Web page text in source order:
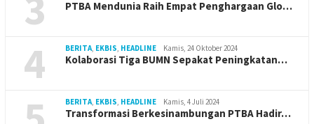
PTBA Mendunia Raih Empat Penghargaan Glo…
4 BERITA EKBIS HEADLINE Kamis, 24 Oktober 2024
Kolaborasi Tiga BUMN Sepakat Peningkatan…
BERITA EKBIS HEADLINE Kamis, 4 Juli 2024
Transformasi Berkesinambungan PTBA Hadir…